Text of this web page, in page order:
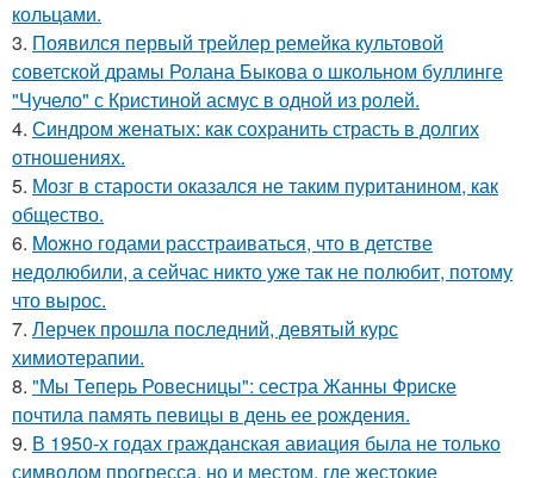
кольцами.
3. Появился первый трейлер ремейка культовой
советской драмы Ролана Быкова о школьном буллинге
"Чучело" с Кристиной асмус в одной из ролей.
4. Синдром женатых: как сохранить страсть в долгих
отношениях.
5. Мозг в старости оказался не таким пуританином, как
общество.
6. Moжнo годами расстраиваться, что в детстве
недолюбили, а сейчас никто уже так не полюбит, потому
что вырос.
7. Лерчек прошла последний, девятый курс
химиотерапии.
8. "Мы Теперь Ровесницы": сестра Жанны Фриске
почтила память певицы в день ее рождения.
9. В 1950-х годах гражданская авиация была не только
символом прогресса, но и местом, где жестокие